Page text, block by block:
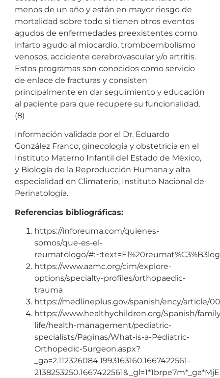
menos de un año y están en mayor riesgo de
mortalidad sobre todo si tienen otros eventos
agudos de enfermedades preexistentes como
infarto agudo al miocardio, tromboembolismo
venosos, accidente cerebrovascular y/o artritis.
Estos programas son conocidos como servicio
de enlace de fracturas y consisten
principalmente en dar seguimiento y educación
al paciente para que recupere su funcionalidad.
(8)
Información validada por el Dr. Eduardo
González Franco, ginecología y obstetricia en el
Instituto Materno Infantil del Estado de México,
y Biología de la Reproducción Humana y alta
especialidad en Climaterio, Instituto Nacional de
Perinatología.
Referencias bibliográficas:
https://inforeuma.com/quienes-
somos/que-es-el-
reumatologo/
https://www.aamc.org/cim/explore-
options/specialty-profiles/orthopaedic-
trauma
https://medlineplus.gov/spanish/ency/article/
https://www.healthychildren.org/Spanish/
life/health-management/pediatric-
specialists/Paginas/What-is-a-Pediatric-
Orthopedic-Surgeon.aspx?
_ga=2.112326084.1993163160.1667422561-